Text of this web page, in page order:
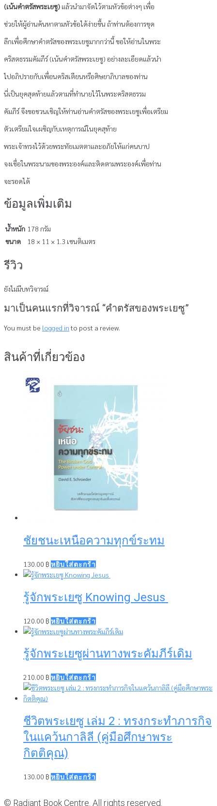
(เน้นคำตรัสพระเยซู) แล้วนำมาจัดไว้ตามหัวข้อต่างๆ เพื่อ
ช่วยให้ผู้อ่านค้นหาตามหัวข้อได้ง่ายขึ้น ถ้าท่านต้องการขุด
ลึกเพื่อศึกษาคำตรัสของพระเยซูมากกว่านี้ ขอให้อ่านในพระ
คริสตธรรมคัมภีร์ (เน้นคำตรัสพระเยซู) อย่างละเอียดแล้วนำ
ไปอภิปรายกับเพื่อนคริสเตียนหรือศิษยาภิบาลของท่าน
นี่เป็นยุคสุดท้ายแล้วตามที่ทำนายไว้ในพระคริสตธรรม
คัมภีร์ จึงขอชวนเชิญให้ท่านอ่านคำตรัสของพระเยซูเพื่อเตรียม
ตัวเตรียมใจเผชิญกับเหตุการณ์ในยุคสุท้าย
พระเจ้าทรงไว้ด้วยพระทัยเมตตาและอภัยให้แก่คนบาป
จงเชื่อในพระนามของพระองค์และติดตามพระองค์เพื่อท่าน
จะรอดได้
ข้อมูลเพิ่มเติม
น้ำหนัก 178 กรัม
ขนาด
18 × 11 × 1.3 เซนติเมตร
รีวิว
ยังไม่มีบทวิจารณ์
มาเป็นคนแรกที่วิจารณ์ “คำตรัสของพระเยซู”
You must be logged into post a review.
สินค้าที่เกี่ยวข้อง
ชัยชนะเหนือความทุกข์ระทม
130.00 ฿ หยิบใส่ตะกร้า
รู้จักพระเยซู Knowing Jesus
120.00 ฿ หยิบใส่ตะกร้า
รู้จักพระเยซูผ่านทางพระคัมภีร์เดิม
210.00 ฿ หยิบใส่ตะกร้า
ชีวิตพระเยซู เล่ม 2 : ทรงกระทำภารกิจ
ในแคว้นกาลิลี (คู่มือศึกษาพระ
กิตติคุณ)
130.00 ฿ หยิบใส่ตะกร้า
© Radiant Book Centre. All rights reserved.